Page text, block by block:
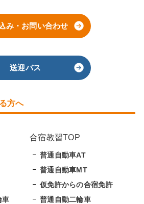
み・お問い合わせ
送迎バス
方へ
車
合宿教習TOP
普通自動車AT
普通自動車MT
仮免許からの合宿免許
普通自動二輪車